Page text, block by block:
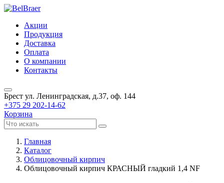
Акции
Продукция
Доставка
Оплата
О компании
Контакты
Брест ул. Ленинградская, д.37, оф. 144
+375 29 202-14-62
Корзина
Главная
Каталог
Облицовочный кирпич
Облицовочный кирпич КРАСНЫЙ гладкий 1,4 NF